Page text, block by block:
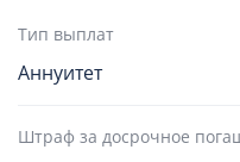
Тип выплат
Аннуитет
Штраф за досрочное